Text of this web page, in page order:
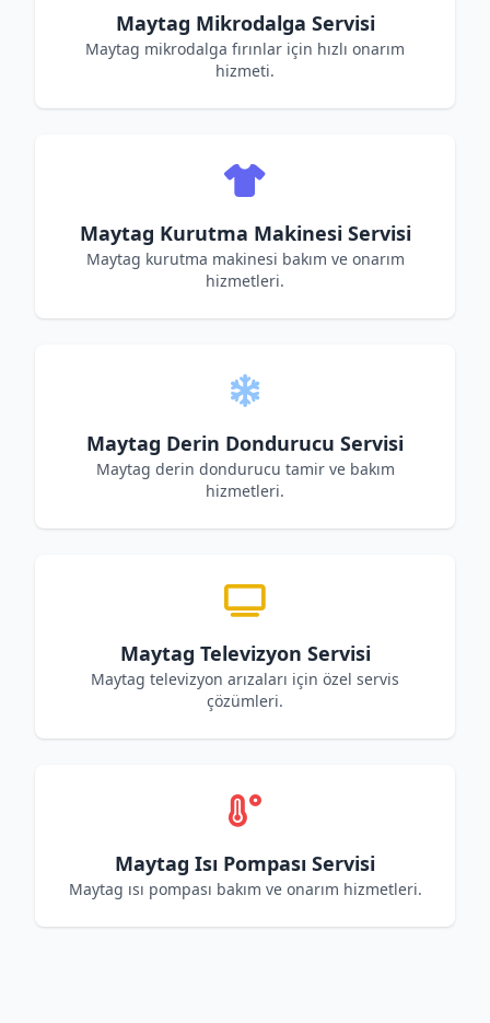
Maytag Mikrodalga Servisi
Maytag mikrodalga fırınlar için hızlı onarım
hizmeti.
Maytag Kurutma Makinesi Servisi
Maytag kurutma makinesi bakım ve onarım
hizmetleri.
Maytag Derin Dondurucu Servisi
Maytag derin dondurucu tamir ve bakım
hizmetleri.
Maytag Televizyon Servisi
Maytag televizyon arızaları için özel servis
çözümleri.
Maytag Isı Pompası Servisi
Maytag ısı pompası bakım ve onarım hizmetleri.